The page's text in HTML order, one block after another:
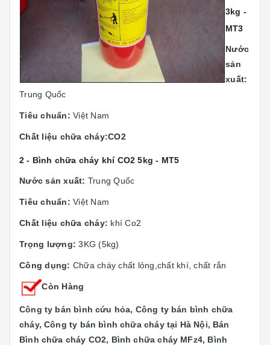
3kg -
MT3
Nước
sản
xuất:
Trung Quốc
Tiêu chuẩn: Việt Nam
Chất liệu chữa cháy:CO2
2 - Bình chữa cháy khí CO2 5kg - MT5
Nước sản xuất: Trung Quốc
Tiêu chuẩn: Việt Nam
Chất liệu chữa cháy: khí Co2
Trọng lượng: 3KG (5kg)
Công dụng: Chữa cháy chất lỏng,chất khí, chất rắn
Còn Hàng
Công ty bán bình cứu hỏa, Công ty bán bình chữa
cháy, Công ty bán bình chữa cháy tại Hà Nội, Bán
Bình chữa cháy CO2, Bình chữa cháy MFz4, Bình